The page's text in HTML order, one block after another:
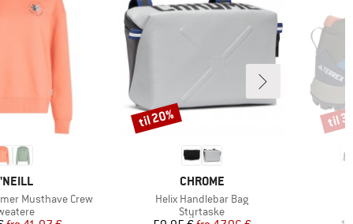
Musthave Crew
MÆRKE
CHROME
Artikel
Helix Handlebar Bag
Produktgruppe
Styrtaske
Rabat
til 20% Rabat
til